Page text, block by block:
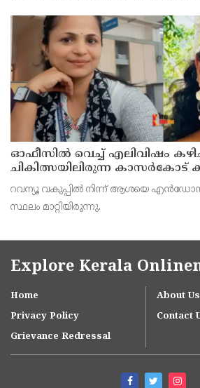
കാണുന്നത്.
ഓഫീസില്‍ വെച്ച് എലിവിഷം
ചികിത്സയിലിരുന്ന കാസര്‍കോട്
സീനിയര്‍ ക്ലര്‍ക്ക് മരിച്ചു
റവന്യൂ വകുപ്പില്‍ നിന്ന് ആശയെ
സ്ഥലം മാറ്റിയിരുന്നു.
Explore Kerala
Home
About Us
Privacy Policy
Contact
Grievance Redressal